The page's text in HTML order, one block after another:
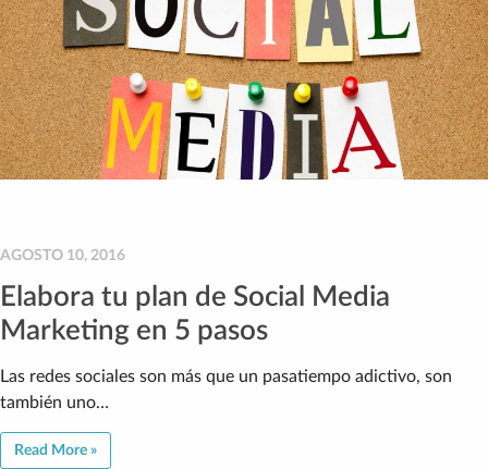
AGOSTO 10, 2016
Elabora tu plan de Social Media
Marketing en 5 pasos
Las redes sociales son más que un pasatiempo adictivo, son
también uno…
Read More »